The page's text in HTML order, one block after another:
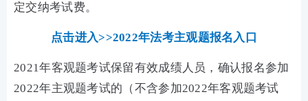
定交纳考试费。
点击进入>>2022年法考主观题报名入口
2021年客观题考试保留有效成绩人员，确认报名参加
2022年主观题考试的（不含参加2022年客观题考试